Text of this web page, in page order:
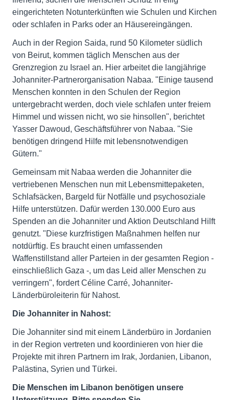
eingerichteten Notunterkünften wie Schulen und Kirchen
oder schlafen in Parks oder an Häusereingängen.
Auch in der Region Saida, rund 50 Kilometer südlich
von Beirut, kommen täglich Menschen aus der
Grenzregion zu Israel an. Hier arbeitet die langjährige
Johanniter-Partnerorganisation Nabaa. "Einige tausend
Menschen konnten in den Schulen der Region
untergebracht werden, doch viele schlafen unter freiem
Himmel und wissen nicht, wo sie hinsollen", berichtet
Yasser Dawoud, Geschäftsführer von Nabaa. "Sie
benötigen dringend Hilfe mit lebensnotwendigen
Gütern."
Gemeinsam mit Nabaa werden die Johanniter die
vertriebenen Menschen nun mit Lebensmittepaketen,
Schlafsäcken, Bargeld für Notfälle und psychosoziale
Hilfe unterstützen. Dafür werden 130.000 Euro aus
Spenden an die Johanniter und Aktion Deutschland Hilft
genutzt. "Diese kurzfristigen Maßnahmen helfen nur
notdürftig. Es braucht einen umfassenden
Waffenstillstand aller Parteien in der gesamten Region -
einschließlich Gaza -, um das Leid aller Menschen zu
verringern", fordert Céline Carré, Johanniter-
Länderbüroleiterin für Nahost.
Die Johanniter in Nahost:
Die Johanniter sind mit einem Länderbüro in Jordanien
in der Region vertreten und koordinieren von hier die
Projekte mit ihren Partnern im Irak, Jordanien, Libanon,
Palästina, Syrien und Türkei.
Die Menschen im Libanon benötigen unsere